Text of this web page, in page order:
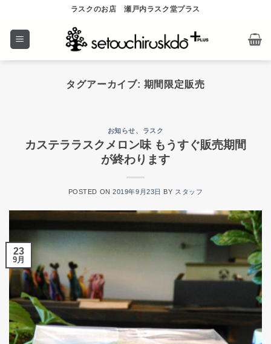
content
ラスクのお店 瀬戸内ラスク堂プラス
タグアーカイブ: 期間限定販売
お知らせ、 ラスク
カステララスクメロン味 もうすぐ販売期間
が終わります
POSTED ON2019年9月23日 BY スタッフ
23
9月